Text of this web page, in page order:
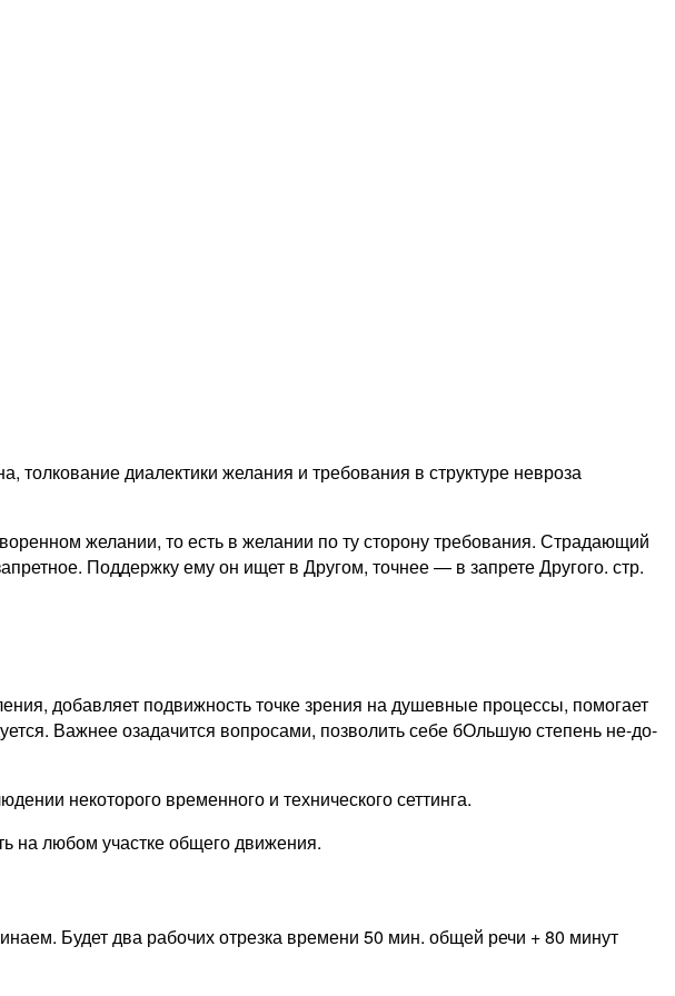
диалектики желания и требования в структуре невроза
желании, то есть в желании по ту сторону требования. Страдающий
Поддержку ему он ищет в Другом, точнее — в запрете Другого. стр.
добавляет подвижность точке зрения на душевные процессы, помогает
Важнее озадачится вопросами, позволить себе бОльшую степень не-до-
некоторого временного и технического сеттинга.
на любом участке общего движения.
Будет два рабочих отрезка времени 50 мин. общей речи + 80 минут